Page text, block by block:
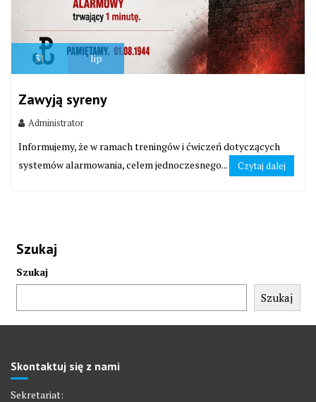
31 lip
Zawyją syreny
Administrator
Informujemy, że w ramach treningów i ćwiczeń dotyczących
systemów alarmowania, celem jednoczesnego...
Czytaj dalej
Szukaj
Szukaj
Szukaj
Skontaktuj się z nami
Sekretariat: